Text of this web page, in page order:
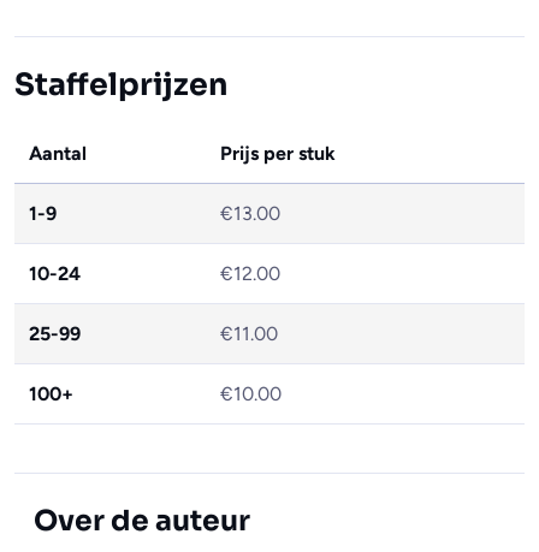
Staffelprijzen
Aantal Prijs per stuk
1-9 €13.00
10-24 €12.00
25-99 €11.00
100+ €10.00
Over de auteur